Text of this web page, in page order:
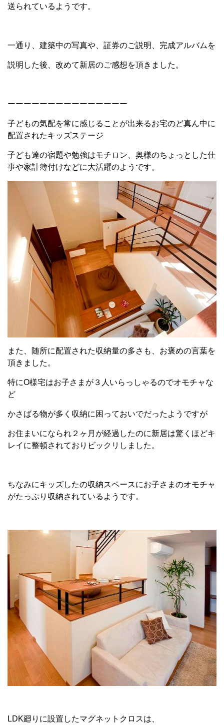
送られているようです。
一通り、建築中の写真や、証券のご説明、完成アルバムを
説明した後、改めて新居のご感想を頂きました。
ーーーーーーーーーーーーーーー
子どもの気配を常に感じることが出来るお宅のど真ん中に
配置されたキッズステージ
子ども達の宿題や勉強はモチロン、奥様のちょっとした仕
事や家計簿付けなどに大活躍のようです。
また、随所に配置された収納量の多さも、お褒めの言葉を
頂きました。
特にO様宅はお子さまが３人いらっしゃるのでオモチャな
ど
かさばる物が多く収納に困っておいでだったようですが
お住まいになられ２ヶ月が経過したのに新居は驚くほどキ
レイに整頓されておりビックリしました。
ちなみにキッズしたの収納スペースにお子さまのオモチャ
がたっぷり収納されているようです。
LDK廻りに設置したマグネットクロスは、